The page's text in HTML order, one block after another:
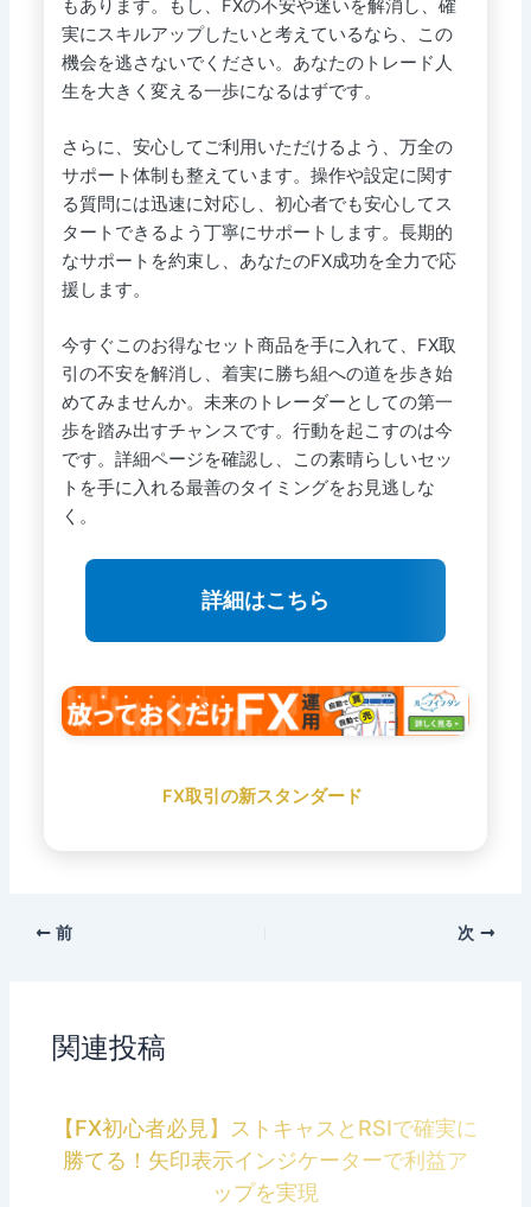
もあります。もし、FXの不安や迷いを解消し、確
実にスキルアップしたいと考えているなら、この
機会を逃さないでください。あなたのトレード人
生を大きく変える一歩になるはずです。
さらに、安心してご利用いただけるよう、万全の
サポート体制も整えています。操作や設定に関す
る質問には迅速に対応し、初心者でも安心してス
タートできるよう丁寧にサポートします。長期的
なサポートを約束し、あなたのFX成功を全力で応
援します。
今すぐこのお得なセット商品を手に入れて、FX取
引の不安を解消し、着実に勝ち組への道を歩き始
めてみませんか。未来のトレーダーとしての第一
歩を踏み出すチャンスです。行動を起こすのは今
です。詳細ページを確認し、この素晴らしいセッ
トを手に入れる最善のタイミングをお見逃しな
く。
詳細はこちら
FX取引の新スタンダード
前 次
関連投稿
【FX初心者必見】ストキャスとRSIで確実に
勝てる！矢印表示インジケーターで利益ア
ップを実現